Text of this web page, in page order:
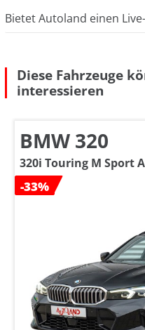
Bietet Autoland einen
Diese Fahrzeuge
interessieren
BMW 320
320i Touring M Sport
-33%